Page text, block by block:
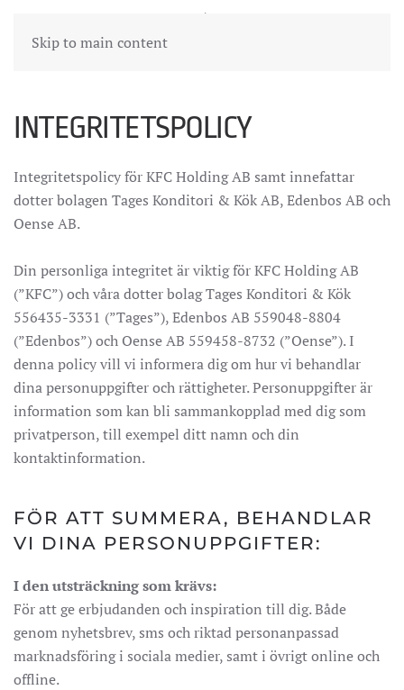
Skip to main content
INTEGRITETSPOLICY
Integritetspolicy för KFC Holding AB samt innefattar
dotter bolagen Tages Konditori & Kök AB, Edenbos AB och
Oense AB.
Din personliga integritet är viktig för KFC Holding AB
(”KFC”) och våra dotter bolag Tages Konditori & Kök
556435-3331 (”Tages”), Edenbos AB 559048-8804
(”Edenbos”) och Oense AB 559458-8732 (”Oense”). I
denna policy vill vi informera dig om hur vi behandlar
dina personuppgifter och rättigheter. Personuppgifter är
information som kan bli sammankopplad med dig som
privatperson, till exempel ditt namn och din
kontaktinformation.
FÖR ATT SUMMERA, BEHANDLAR
VI DINA PERSONUPPGIFTER:
I den utsträckning som krävs:
För att ge erbjudanden och inspiration till dig. Både
genom nyhetsbrev, sms och riktad personanpassad
marknadsföring i sociala medier, samt i övrigt online och
offline.